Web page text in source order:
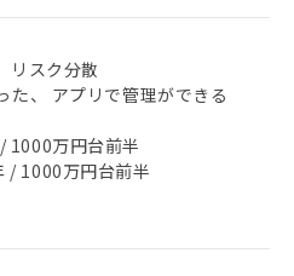
リスク分散
た、 アプリで管理ができる
1000万円台前半
/ 1000万円台前半